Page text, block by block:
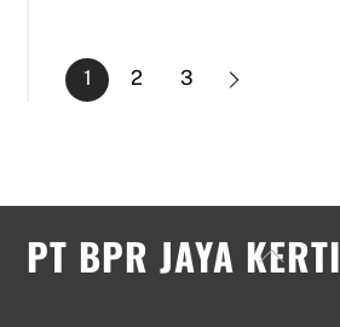
1 2 3
Back
PT BPR JAYA KERTI